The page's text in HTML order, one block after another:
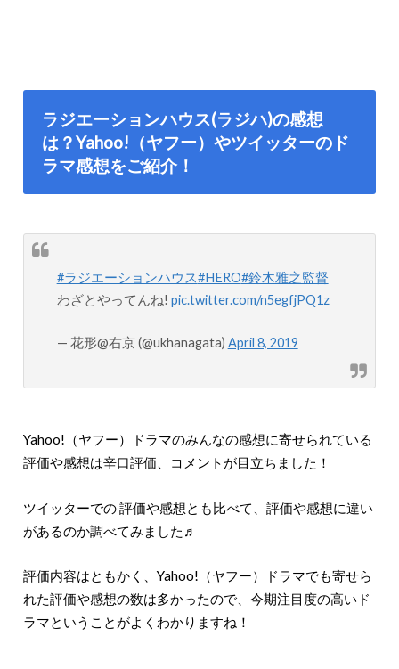
ラジエーションハウス(ラジハ)の感想
は？Yahoo!（ヤフー）やツイッターのド
ラマ感想をご紹介！
#ラジエーションハウス#HERO#鈴木雅之監督
わざとやってんね! pic.twitter.com/n5egfjPQ1z
— 花形@右京 (@ukhanagata) April 8, 2019
Yahoo!（ヤフー）ドラマのみんなの感想に寄せられている
評価や感想は辛口評価、コメントが目立ちました！
ツイッターでの 評価や感想とも比べて、評価や感想に違い
があるのか調べてみました♬
評価内容はともかく、Yahoo!（ヤフー）ドラマでも寄せら
れた評価や感想の数は多かったので、今期注目度の高いド
ラマということがよくわかりますね！